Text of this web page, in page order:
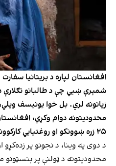
افغانستان لپاره د بریتانیا
شمېرې ښيي چې د طالبانو تګلارې
زیانونه لري. بل خوا یونیسف
۲۵ زره ښوونکو او روغتیايي کارکوونکو له کمښت سره مخ شي.
د دوی په وینا، د نجونو پر زده‌کړو
محدودیتونه د ټولنې پر بنسټونو